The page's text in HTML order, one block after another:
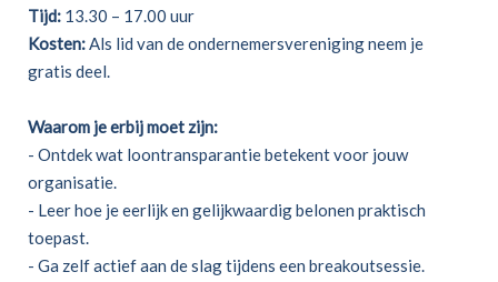
Tijd: 13.30 – 17.00 uur
Kosten:Als lid van de ondernemersvereniging neem je
gratis deel.
Waarom je erbij moet zijn:
- Ontdek wat loontransparantie betekent voor jouw
organisatie.
- Leer hoe je eerlijk en gelijkwaardig belonen praktisch
toepast.
- Ga zelf actief aan de slag tijdens een breakoutsessie.